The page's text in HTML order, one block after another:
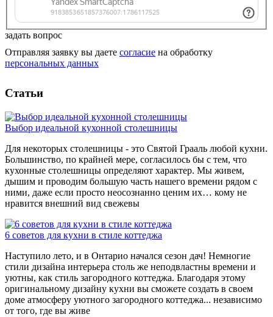
задать вопрос
Отправляя заявку вы даете согласие на обработку
персональных данных
Статьи
Выбор идеальной кухонной столешницы
Для некоторых столешницы - это Святой Грааль любой кухни.
Большинство, по крайней мере, согласилось бы с тем, что
кухонные столешницы определяют характер. Мы живем,
дышим и проводим большую часть нашего времени рядом с
ними, даже если просто неосознанно ценим их… кому не
нравится внешний вид свежевы
6 советов для кухни в стиле коттеджа
Наступило лето, и в Онтарио начался сезон дач! Немногие
стили дизайна интерьера столь же неподвластны времени и
уютны, как стиль загородного коттеджа. Благодаря этому
оригинальному дизайну кухни вы сможете создать в своем
доме атмосферу уютного загородного коттеджа... независимо
от того, где вы живе